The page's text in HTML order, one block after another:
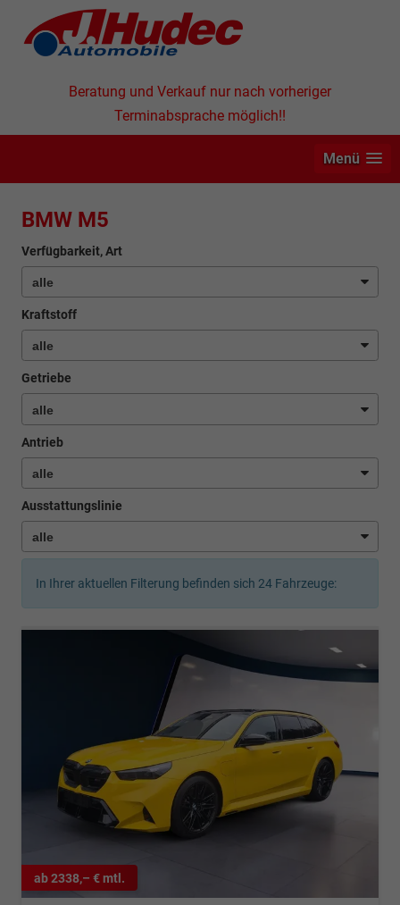
Beratung und Verkauf nur nach vorheriger
Terminabsprache möglich!!
Menü
BMW M5
Verfügbarkeit, Art
Kraftstoff
Getriebe
Antrieb
Ausstattungslinie
In Ihrer aktuellen Filterung befinden sich 24 Fahrzeuge:
ab 2338,– € mtl.